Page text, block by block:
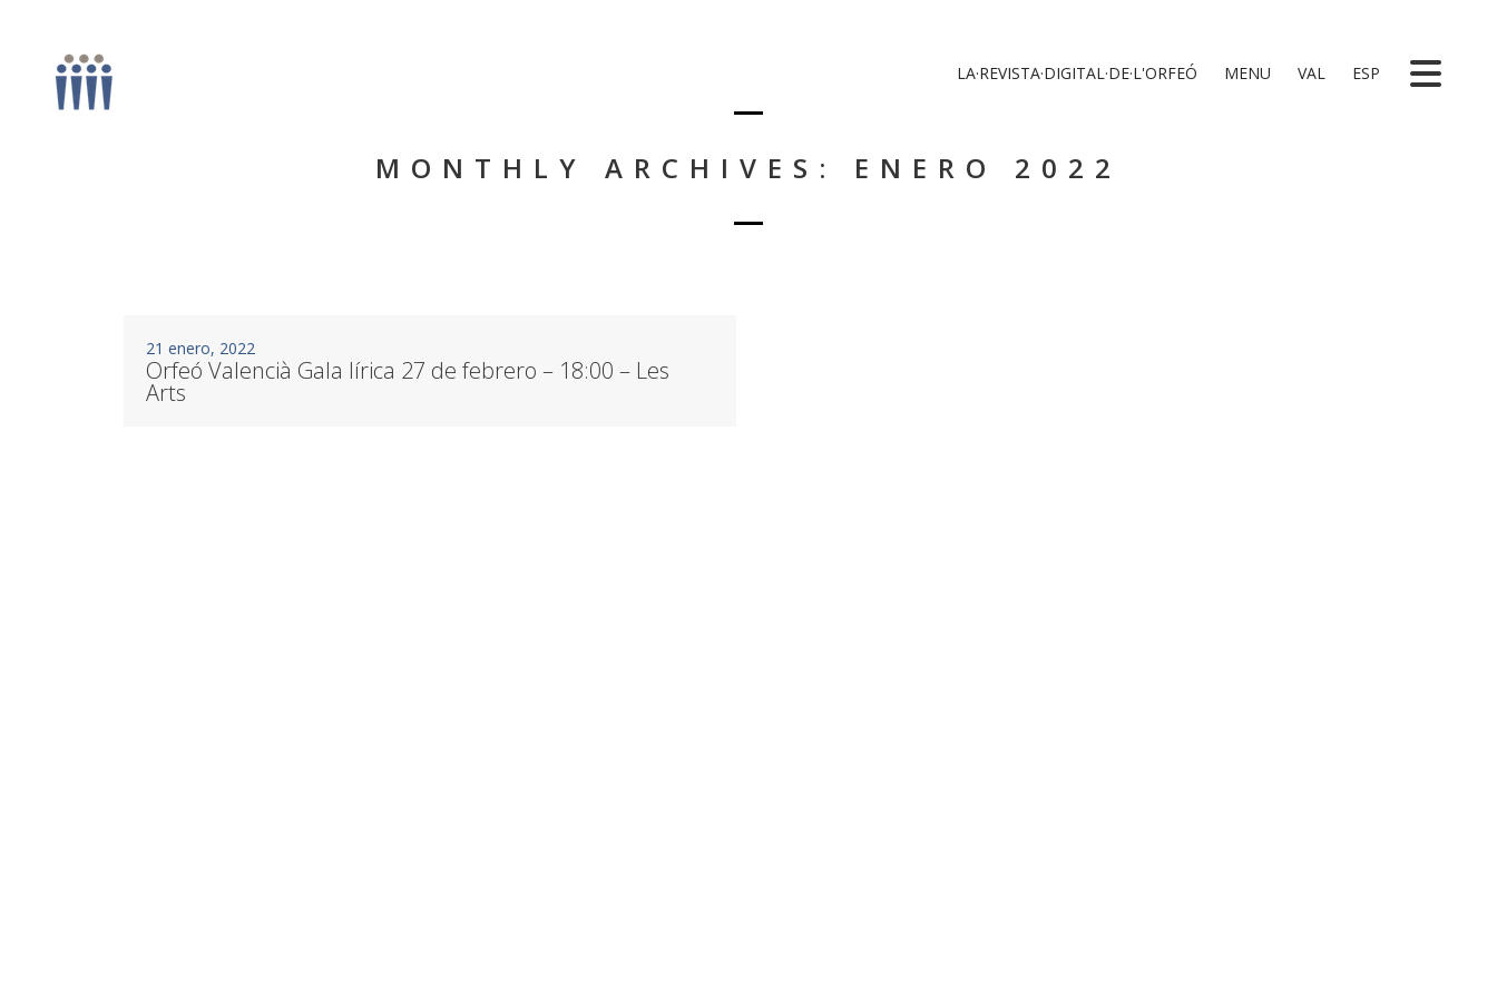
LA·REVISTA·DIGITAL·DE·L'ORFEÓ MENU VAL ESP
MONTHLY ARCHIVES: ENERO 2022
21 enero, 2022
Orfeó Valencià Gala lírica 27 de febrero – 18:00 – Les
Arts